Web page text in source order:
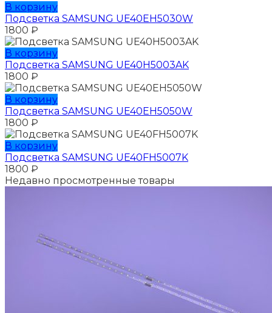
В корзину
Подсветка SAMSUNG UE40EH5030W
1800 ₽
В корзину
Подсветка SAMSUNG UE40H5003AK
1800 ₽
В корзину
Подсветка SAMSUNG UE40EH5050W
1800 ₽
В корзину
Подсветка SAMSUNG UE40FH5007K
1800 ₽
Недавно просмотренные товары